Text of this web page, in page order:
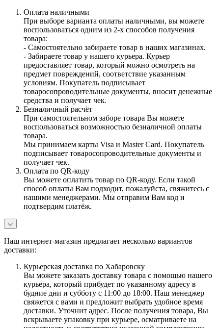
Оплата наличными
При выборе варианта оплаты наличными, вы можете
воспользоваться одним из 2-х способов получения
товара:
- Самостоятельно забираете товар в наших магазинах.
- Забираете товар у нашего курьера. Курьер
предоставляет товар, который можно осмотреть на
предмет повреждений, соответствие указанным
условиям. Покупатель подписывает
товаросопроводительные документы, вносит денежные
средства и получает чек.
Безналичный расчёт
При самостоятельном заборе товара Вы можете
воспользоваться возможностью безналичной оплаты
товара.
Мы принимаем карты Visa и Master Card. Покупатель
подписывает товаросопроводительные документы и
получает чек.
Оплата по QR-коду
Вы можете оплатить товар по QR-коду. Если такой
способ оплаты Вам подходит, пожалуйста, свяжитесь с
нашими менеджерами. Мы отправим Вам код и
подтвердим платёж.
Наш интернет-магазин предлагает несколько вариантов
доставки:
Курьерская доставка по Хабаровску
Вы можете заказать доставку товара с помощью нашего
курьера, который прибудет по указанному адресу в
будние дни и субботу с 11:00 до 18:00. Наш менеджер
свяжется с вами и предложит выбрать удобное время
доставки. Уточнит адрес. После получения товара, Вы
вскрываете упаковку при курьере, осматриваете на